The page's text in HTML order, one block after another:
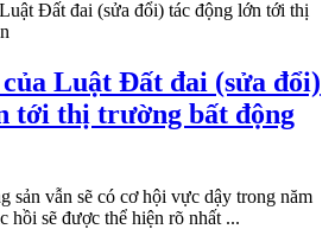
Luật Đất đai (sửa đổi)
tới thị trường bất động
sản vẫn sẽ có cơ hội vực dậy trong năm
hồi sẽ được thể hiện rõ nhất ...